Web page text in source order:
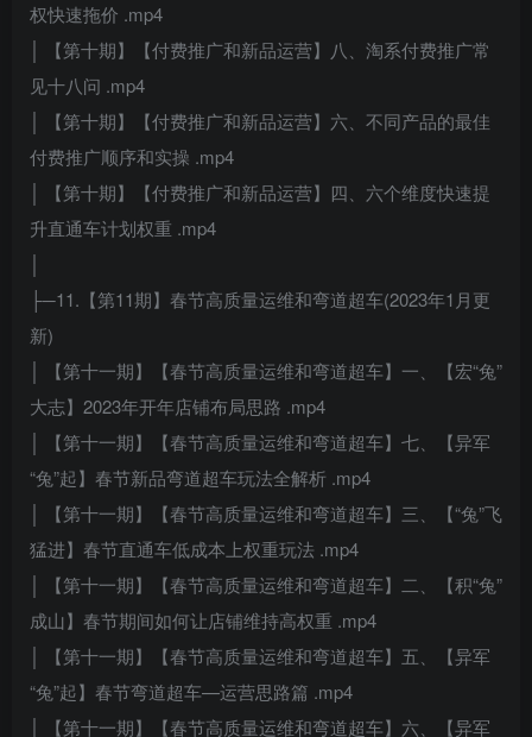
权快速拖价 .mp4
│ 【第十期】【付费推广和新品运营】八、淘系付费推广常
见十八问 .mp4
│ 【第十期】【付费推广和新品运营】六、不同产品的最佳
付费推广顺序和实操 .mp4
│ 【第十期】【付费推广和新品运营】四、六个维度快速提
升直通车计划权重 .mp4
├─11.【第11期】春节高质量运维和弯道超车(2023年1月更
新)
│ 【第十一期】【春节高质量运维和弯道超车】一、【宏“兔”
大志】2023年开年店铺布局思路 .mp4
│ 【第十一期】【春节高质量运维和弯道超车】七、【异军
“兔”起】春节新品弯道超车玩法全解析 .mp4
│ 【第十一期】【春节高质量运维和弯道超车】三、【“兔”飞
猛进】春节直通车低成本上权重玩法 .mp4
│ 【第十一期】【春节高质量运维和弯道超车】二、【积“兔”
成山】春节期间如何让店铺维持高权重 .mp4
│ 【第十一期】【春节高质量运维和弯道超车】五、【异军
“兔”起】春节弯道超车—运营思路篇 .mp4
│ 【第十一期】【春节高质量运维和弯道超车】六、【异军